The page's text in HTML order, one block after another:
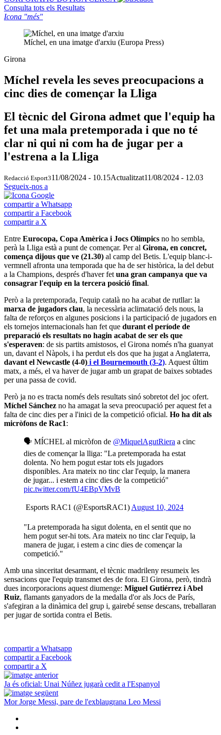
Consulta tots els Resultats
Icona "més"
Míchel, en una imatge d'arxiu (Europa Press)
Girona
Míchel revela les seves preocupacions a
cinc dies de començar la Lliga
El tècnic del Girona admet que l'equip ha
fet una mala pretemporada i que no té
clar ni qui ni com ha de jugar per a
l'estrena a la Lliga
Redacció Esport311/08/2024 - 10.15Actualitzat11/08/2024 - 12.03
Segueix-nos a
compartir a Whatsapp
compartir a Facebook
compartir a X
Entre Eurocopa, Copa Amèrica i Jocs Olímpics no ho sembla,
perà la Lliga està a punt de començar. Per al Girona, en concret,
comença dijous que ve (21.30) al camp del Betis. L'equip blanc-i-
vermnell afronta una temporada que ha de ser històrica, la del debut
a la Champions, després d'haver fet una gran campanya que va
consagrar l'equip en la tercera posició final.
Però a la pretemporada, l'equip català no ha acabat de rutllar: la
marxa de jugadors clau, la necessària aclimatació dels nous, la
falta de reforços en algunes posicions i la participació de jugadors en
els tornejos internacionals han fet que durant el període de
preparació els resultats no hagin acabat de ser els que
s'esperaven: de sis partits amistosos, el Girona només n'ha guanyat
un, davant el Nàpols, i ha perdut els dos que ha jugat a Anglaterra,
davant el Newcastle (4-0) i el Bournemouth (3-2). Aquest últim
matx, a més, el va haver de jugar amb un grapat de baixes sobtades
per una passa de covid.
Però ja no es tracta només dels resultats sinó sobretot del joc ofert.
Míchel Sánchez no ha amagat la seva preocupació per aquest fet a
falta de cinc dies per a l'inici de la competició oficial. Ho ha dit als
micròfons de Rac1:
🗣️ MÍCHEL al micròfon de @MiquelAgutRiera a cinc
dies de començar la lliga: "La pretemporada ha estat
dolenta. No hem pogut estar tots els jugadors
disponibles. Ara mateix no tinc clar l'equip, la manera
de jugar... i estem a cinc dies de la competició"
pic.twitter.com/fU4EBpVMvB
 Esports RAC1 (@EsportsRAC1) August 10, 2024
"La pretemporada ha sigut dolenta, en el sentit que no
hem pogut ser-hi tots. Ara mateix no tinc clar l'equip, la
manera de jugar, i estem a cinc dies de començar la
competició."
Amb una sinceritat desarmant, el tècnic madrileny resumeix les
sensacions que l'equip transmet des de fora. El Girona, però, tindrà
dues incorporacions aquest diumenge: Miguel Gutiérrez i Abel
Ruiz, flamants ganyadors de la medalla d'or als Jocs de París,
s'afegiran a la dinàmica del grup i, gairebé sense descans, treballaran
per jugar de sortida contra el Betis.
compartir a Whatsapp
compartir a Facebook
compartir a X
Ja és oficial: Unai Núñez jugarà cedit a l'Espanyol
Mor Jorge Messi, pare de l'exblaugrana Leo Messi